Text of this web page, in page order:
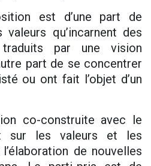
est d’une part de
qu’incarnent des
par une vision
part de se concentrer
ou ont fait l’objet d’un
co-construite avec le
sur les valeurs et les
de nouvelles